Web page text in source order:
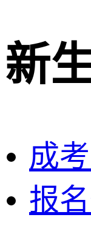
新
成
报